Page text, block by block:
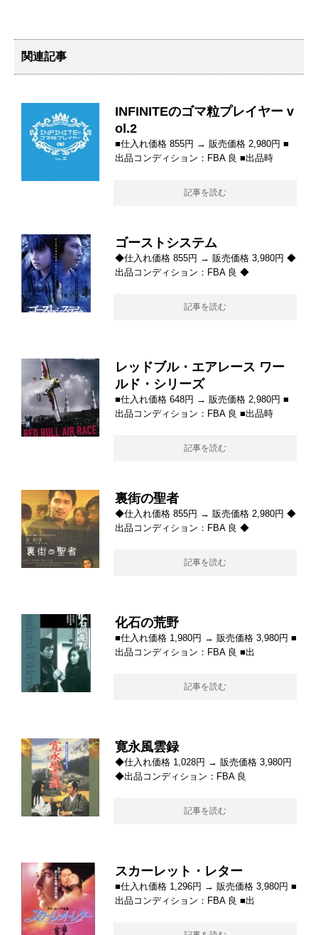
関連記事
INFINITEのゴマ粒プレイヤー v
ol.2
■仕入れ価格 855円 → 販売価格 2,980円 ■
出品コンディション：FBA 良 ■出品時
記事を読む
ゴーストシステム
◆仕入れ価格 855円 → 販売価格 3,980円 ◆
出品コンディション：FBA 良 ◆
記事を読む
レッドブル・エアレース ワー
ルド・シリーズ
■仕入れ価格 648円 → 販売価格 2,980円 ■
出品コンディション：FBA 良 ■出品時
記事を読む
裏街の聖者
◆仕入れ価格 855円 → 販売価格 2,980円 ◆
出品コンディション：FBA 良 ◆
記事を読む
化石の荒野
■仕入れ価格 1,980円 → 販売価格 3,980円 ■
出品コンディション：FBA 良 ■出
記事を読む
寛永風雲録
◆仕入れ価格 1,028円 → 販売価格 3,980円
◆出品コンディション：FBA 良
記事を読む
スカーレット・レター
■仕入れ価格 1,296円 → 販売価格 3,980円 ■
出品コンディション：FBA 良 ■出